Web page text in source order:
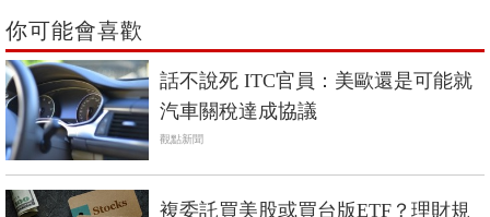
你可能會喜歡
話不說死 ITC官員：美歐還是可能就
汽車關稅達成協議
觀點新聞
複委託買美股或買台版ETF？理財規